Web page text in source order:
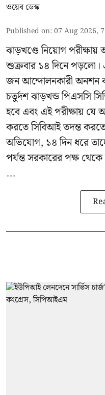
ওয়েব ডেস্ক
Published on:07 Aug 2026,
ঝাড়খণ্ডে নিয়োগ
শুক্রবার ১৪ দিনে
জন আন্দোলনকারী অনশন
চতুর্দশ ঝাড়খন্ড পিএসসি
হবে এবং এই পরীক্ষায় যে
করতে সিবিআই তদন্ত
অভিযোগ, ১৪ দিন ধরে
পর্যন্ত সরকারের পক্ষ
...